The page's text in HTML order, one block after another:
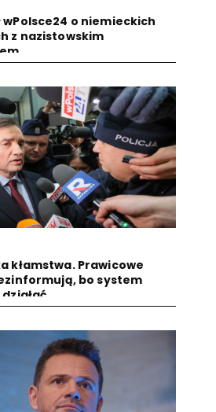
wPolsce24 o niemieckich
z nazistowskim
kłamstwa. Prawicowe
bo system